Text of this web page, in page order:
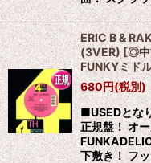
ERIC B &
(3VER) [◎中
FUNKYミド
680円(税別)
■USEDとな
正規盤！ オ
下敷き！ フ